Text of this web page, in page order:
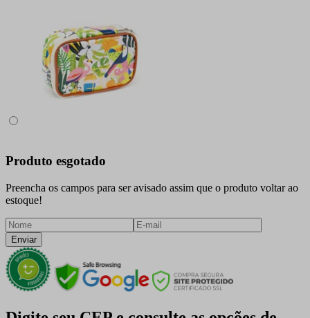
Produto esgotado
Preencha os campos para ser avisado assim que o produto voltar ao
estoque!
Enviar